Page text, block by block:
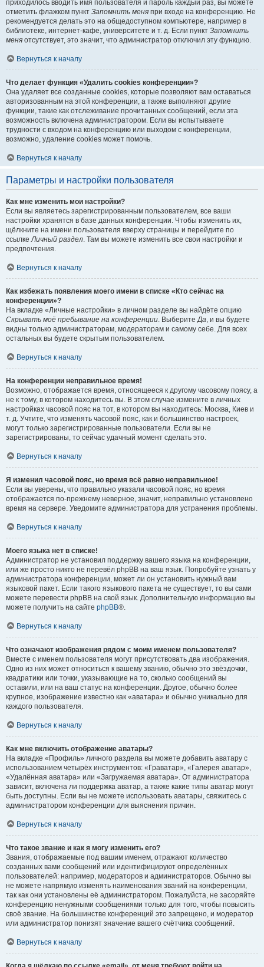
приходилось вводить имя пользователя и пароль каждый раз, вы можете
отметить флажком пункт Запомнить меня при входе на конференцию. Не
рекомендуется делать это на общедоступном компьютере, например в
библиотеке, интернет-кафе, университете и т. д. Если пункт Запомнить
меня отсутствует, это значит, что администратор отключил эту функцию.
Вернуться к началу
Что делает функция «Удалить cookies конференции»?
Она удаляет все созданные cookies, которые позволяют вам оставаться
авторизованным на этой конференции, а также выполняют другие
функции, такие как отслеживание прочитанных сообщений, если эта
возможность включена администратором. Если вы испытываете
трудности с входом на конференцию или выходом с конференции,
возможно, удаление cookies может помочь.
Вернуться к началу
Параметры и настройки пользователя
Как мне изменить мои настройки?
Если вы являетесь зарегистрированным пользователем, все ваши
настройки хранятся в базе данных конференции. Чтобы изменить их,
щёлкните на имени пользователя вверху страницы и перейдите по
ссылкеЛичный раздел. Там вы можете изменить все свои настройки и
предпочтения.
Вернуться к началу
Как избежать появления моего имени в списке «Кто сейчас на
конференции»?
На вкладке «Личные настройки» в личном разделе вы найдёте опцию
Скрывать моё пребывание на конференции. ВыберитеДа, и вы будете
видны только администраторам, модераторам и самому себе. Для всех
остальных вы будете скрытым пользователем.
Вернуться к началу
На конференции неправильное время!
Возможно, отображается время, относящееся к другому часовому поясу, а
не к тому, в котором находитесь вы. В этом случае измените в личных
настройках часовой пояс на тот, в котором вы находитесь: Москва, Киев и
т. д. Учтите, что изменять часовой пояс, как и большинство настроек,
могут только зарегистрированные пользователи. Если вы не
зарегистрированы, то сейчас удачный момент сделать это.
Вернуться к началу
Я изменил часовой пояс, но время всё равно неправильное!
Если вы уверены, что правильно указали часовой пояс, но время
отображается по-прежнему неверное, значит, неправильно установлено
время на сервере. Уведомите администратора для устранения проблемы.
Вернуться к началу
Моего языка нет в списке!
Администратор не установил поддержку вашего языка на конференции,
или же просто никто не перевёл phpBB на ваш язык. Попробуйте узнать у
администратора конференции, может ли он установить нужный вам
языковой пакет. Если такого языкового пакета не существует, то вы сами
можете перевести phpBB на свой язык. Дополнительную информацию вы
можете получить на сайте phpBB®.
Вернуться к началу
Что означают изображения рядом с моим именем пользователя?
Вместе с именем пользователя могут присутствовать два изображения.
Одно из них может относиться к вашему званию, обычно это звёздочки,
квадратики или точки, указывающие на то, сколько сообщений вы
оставили, или на ваш статус на конференции. Другое, обычно более
крупное, изображение известно как «аватара» и обычно уникально для
каждого пользователя.
Вернуться к началу
Как мне включить отображение аватары?
На вкладке «Профиль» личного раздела вы можете добавить аватару с
использованием четырёх инструментов: «Граватар», «Галерея аватар»,
«Удалённая аватара» или «Загружаемая аватара». От администратора
зависит, включена ли поддержка аватар, а также какие типы аватар могут
быть доступны. Если вы не можете использовать аватары, свяжитесь с
администратором конференции для выяснения причин.
Вернуться к началу
Что такое звание и как я могу изменить его?
Звания, отображаемые под вашим именем, отражают количество
созданных вами сообщений или идентифицируют определённых
пользователей: например, модераторов и администраторов. Обычно вы
не можете напрямую изменять наименования званий на конференции,
так как они установлены её администратором. Пожалуйста, не засоряйте
конференцию ненужными сообщениями только для того, чтобы повысить
своё звание. На большинстве конференций это запрещено, и модератор
или администратор понизят значение вашего счётчика сообщений.
Вернуться к началу